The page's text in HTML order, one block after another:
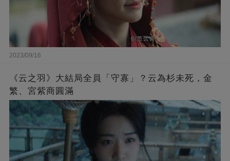
2023/09/16
《云之羽》大結局全員「守寡」？云為杉未死，金
繁、宮紫商圓滿